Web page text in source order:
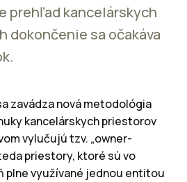
prehľad kancelárskych
dokončenie sa očakáva
zavádza nová metodológia
kancelárskych priestorov
vylučujú tzv. „owner-
priestory, ktoré sú vo
plne využívané jednou entitou